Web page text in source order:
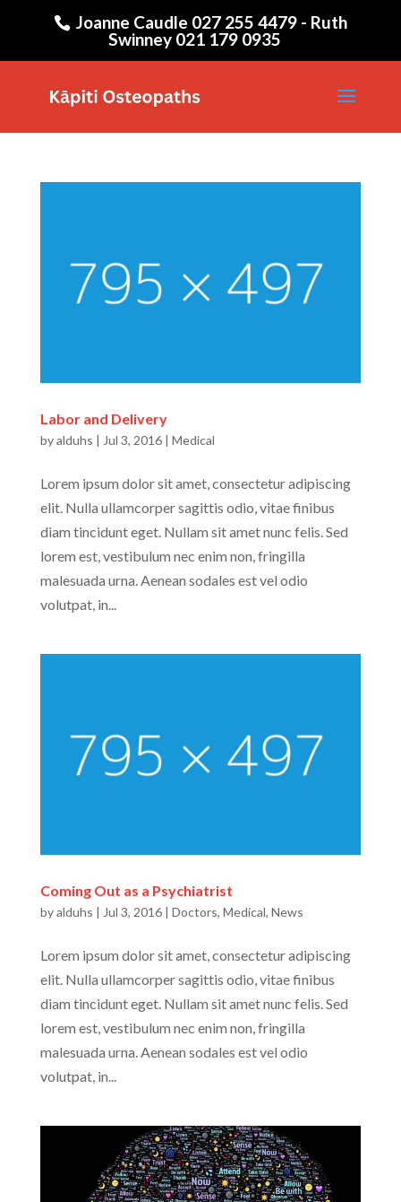
Joanne Caudle 027 255 4479 - Ruth
Swinney 021 179 0935
Labor and Delivery
byalduhs | Jul 3, 2016| Medical
Lorem ipsum dolor sit amet, consectetur adipiscing
elit. Nulla ullamcorper sagittis odio, vitae finibus
diam tincidunt eget. Nullam sit amet nunc felis. Sed
lorem est, vestibulum nec enim non, fringilla
malesuada urna. Aenean sodales est vel odio
volutpat, in...
Coming Out as a Psychiatrist
byalduhs | Jul 3, 2016| Doctors, Medical, News
Lorem ipsum dolor sit amet, consectetur adipiscing
elit. Nulla ullamcorper sagittis odio, vitae finibus
diam tincidunt eget. Nullam sit amet nunc felis. Sed
lorem est, vestibulum nec enim non, fringilla
malesuada urna. Aenean sodales est vel odio
volutpat, in...